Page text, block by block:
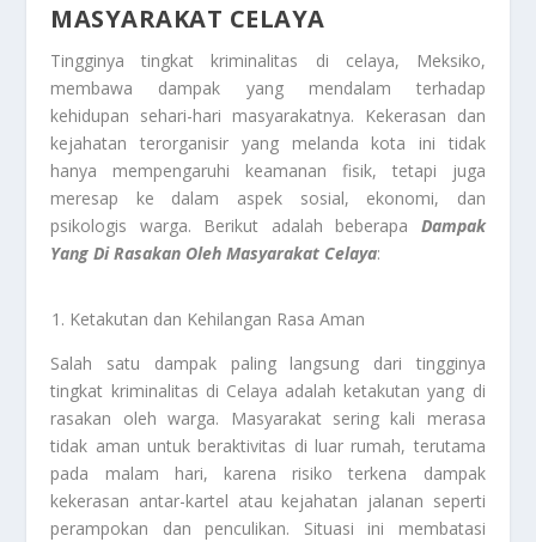
MASYARAKAT CELAYA
Tingginya tingkat kriminalitas di celaya, Meksiko,
membawa dampak yang mendalam terhadap
kehidupan sehari-hari masyarakatnya. Kekerasan dan
kejahatan terorganisir yang melanda kota ini tidak
hanya mempengaruhi keamanan fisik, tetapi juga
meresap ke dalam aspek sosial, ekonomi, dan
psikologis warga. Berikut adalah beberapa Dampak
Yang DiRasakan Oleh Masyarakat Celaya:
Ketakutan dan Kehilangan Rasa Aman
Salah satu dampak paling langsung dari tingginya
tingkat kriminalitas di Celaya adalah ketakutan yang di
rasakan oleh warga. Masyarakat sering kali merasa
tidak aman untuk beraktivitas di luar rumah, terutama
pada malam hari, karena risiko terkena dampak
kekerasan antar-kartel atau kejahatan jalanan seperti
perampokan dan penculikan. Situasi ini membatasi